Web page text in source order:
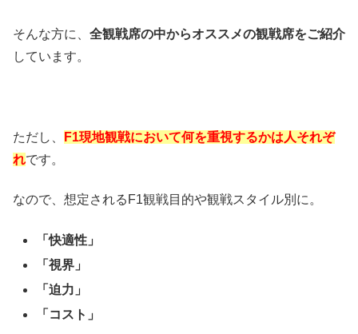
そんな方に、 全観戦席の中からオススメの観戦席をご紹介
しています。
ただし、
F1現地観戦において何を重視するかは人それぞ
れです。
なので、想定されるF1観戦目的や観戦スタイル別に。
「快適性」
「視界」
「迫力」
「コスト」